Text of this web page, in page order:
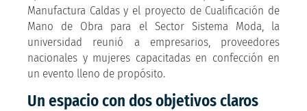
Manufactura Caldas y el proyecto de Cualificación de
Mano de Obra para el Sector Sistema Moda, la
universidad reunió a empresarios, proveedores
nacionales y mujeres capacitadas en confección en
un evento lleno de propósito.
Un espacio con dos objetivos claros